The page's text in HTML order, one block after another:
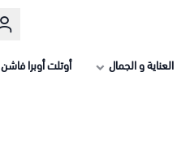
العناية و الجمال
أوتلت أوبرا فاشن